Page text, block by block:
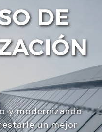
DE
y modernizando
un mejor